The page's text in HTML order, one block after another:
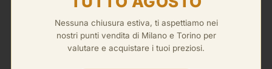
Test della calamita
Nessuna chiusura estiva, ti aspettiamo nei
nostri punti vendita di Milano e Torino per
valutare e acquistare i tuoi preziosi.